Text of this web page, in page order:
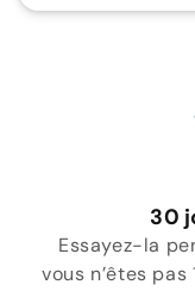
30
Essayez-la
vous n’êtes